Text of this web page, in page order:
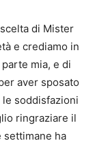
di Mister
e crediamo in
mia, e di
aver sposato
soddisfazioni
ringraziare il
settimane ha